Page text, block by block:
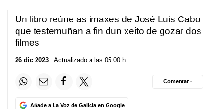
Un libro reúne as imaxes de José Luis Cabo
que testemuñan a fin dun xeito de gozar dos
filmes
26 dic 2023 . Actualizado a las 05:00 h.
Añade a La Voz de Galicia en Google
Comentar ·